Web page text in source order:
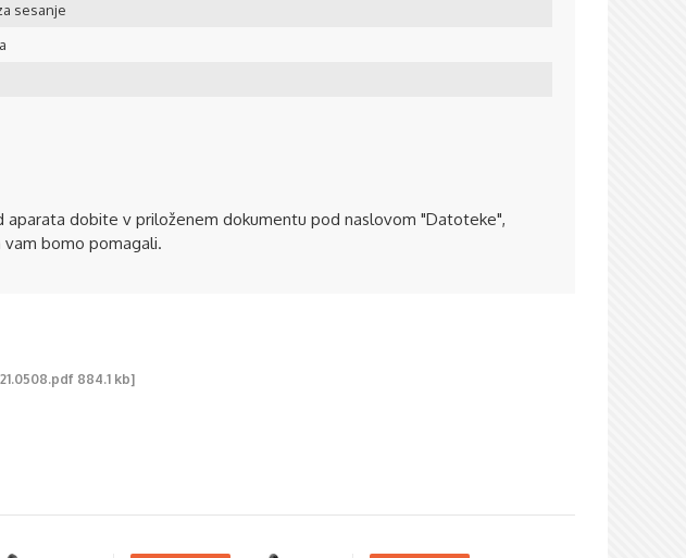
sesanje
dobite v priloženem dokumentu pod naslovom "Datoteke",
bomo pomagali.
884.1 kb]